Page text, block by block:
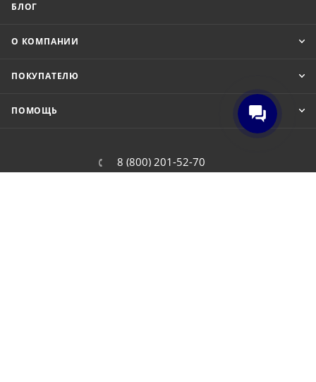
БЛОГ
О КОМПАНИИ
ПОКУПАТЕЛЮ
ПОМОЩЬ
8 (800) 201-52-70